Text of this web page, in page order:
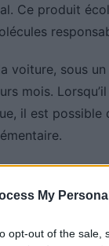
My
opt-out of the sale,
Ce produit
voiture, sous
mois.
il est
actif ?
dans les